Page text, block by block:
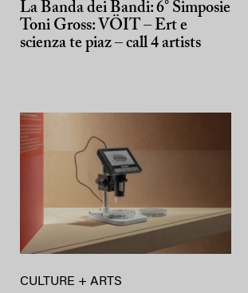
La Banda dei Bandi: 6° Simposie
Toni Gross: VÖIT – Ert e
scienza te piaz – call 4 artists
CULTURE + ARTS